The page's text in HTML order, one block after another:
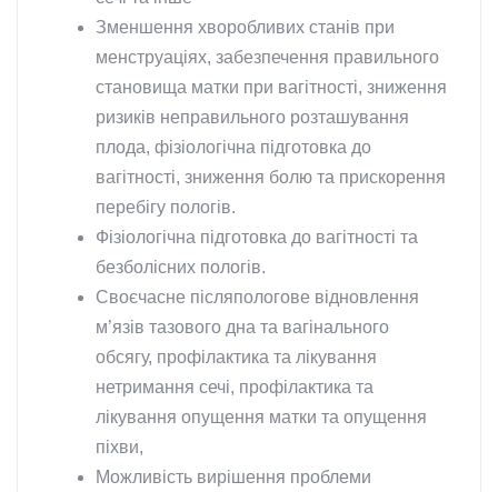
Зменшення хворобливих станів при
менструаціях, забезпечення правильного
становища матки при вагітності, зниження
ризиків неправильного розташування
плода, фізіологічна підготовка до
вагітності, зниження болю та прискорення
перебігу пологів.
Фізіологічна підготовка до вагітності та
безболісних пологів.
Своєчасне післяпологове відновлення
м’язів тазового дна та вагінального
обсягу, профілактика та лікування
нетримання сечі, профілактика та
лікування опущення матки та опущення
піхви,
Можливість вирішення проблеми